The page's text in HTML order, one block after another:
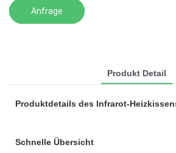
Anfrage
Produkt Detail
Produktdetails des Infrarot-
Schnelle Übersicht